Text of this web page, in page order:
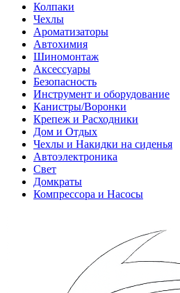
Колпаки
Чехлы
Ароматизаторы
Автохимия
Шиномонтаж
Аксессуары
Безопасность
Инструмент и оборудование
Канистры/Воронки
Крепеж и Расходники
Дом и Отдых
Чехлы и Накидки на сиденья
Автоэлектроника
Свет
Домкраты
Компрессора и Насосы